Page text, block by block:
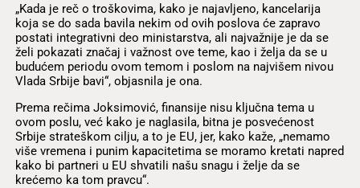
„Kada je reč o troškovima, kako je najavljeno, kancelarija
koja se do sada bavila nekim od ovih poslova će zapravo
postati integrativni deo ministarstva, ali najvažnije je da se
želi pokazati značaj i važnost ove teme, kao i želja da se u
budućem periodu ovom temom i poslom na najvišem nivou
Vlada Srbije bavi“, objasnila je ona.
Prema rečima Joksimović, finansije nisu ključna tema u
ovom poslu, već kako je naglasila, bitna je posvećenost
Srbije strateškom cilju, a to je EU, jer, kako kaže, „nemamo
više vremena i punim kapacitetima se moramo kretati napred
kako bi partneri u EU shvatili našu snagu i želje da se
krećemo ka tom pravcu“.